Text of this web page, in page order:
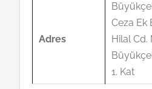
Adres
Ceza Ek
Hilal Cd.
1. Kat